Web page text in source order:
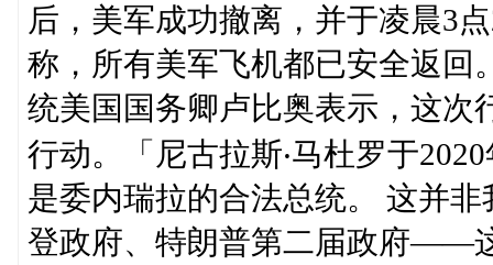
后，美军成功撤离，并于凌晨3
称，所有美军飞机都已安全返回
统美国国务卿卢比奥表示，这次
行动。「尼古拉斯‧马杜罗于
是委内瑞拉的合法总统。 这并
登政府、特朗普第二届政府——